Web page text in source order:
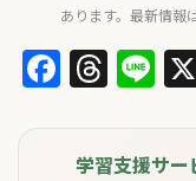
あります。最新情報
学習支援サー